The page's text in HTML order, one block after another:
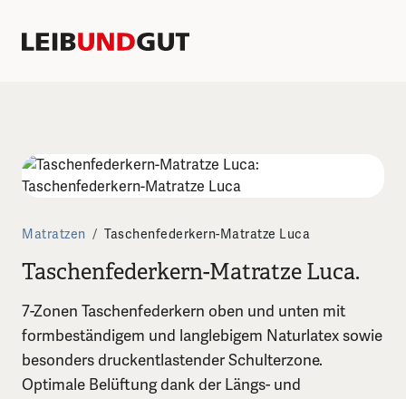
Matratzen / Taschenfederkern-Matratze Luca
Taschenfederkern-Matratze Luca.
7-Zonen Taschenfederkern oben und unten mit
formbeständigem und langlebigem Naturlatex sowie
besonders druckentlastender Schulterzone.
Optimale Belüftung dank der Längs- und